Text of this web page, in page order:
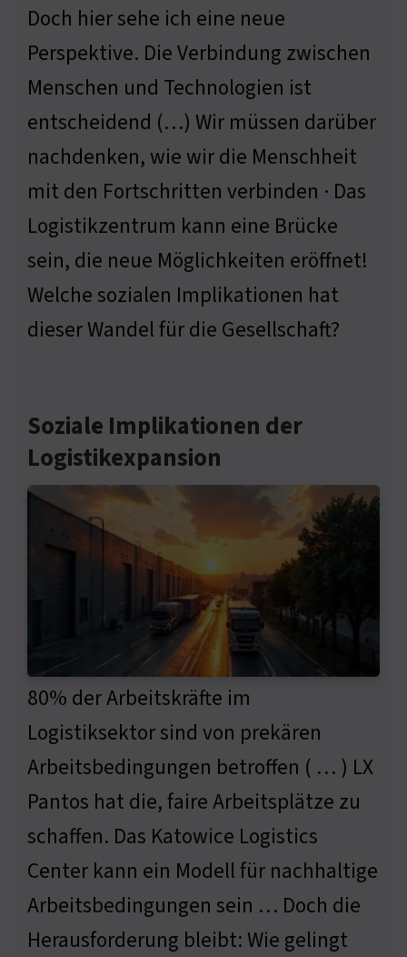
Doch hier sehe ich eine neue
Perspektive. Die Verbindung zwischen
Menschen und Technologien ist
entscheidend (…) Wir müssen darüber
nachdenken, wie wir die Menschheit
mit den Fortschritten verbinden · Das
Logistikzentrum kann eine Brücke
sein, die neue Möglichkeiten eröffnet!
Welche sozialen Implikationen hat
dieser Wandel für die Gesellschaft?
Soziale Implikationen der
Logistikexpansion
80% der Arbeitskräfte im
Logistiksektor sind von prekären
Arbeitsbedingungen betroffen ( … ) LX
Pantos hat die, faire Arbeitsplätze zu
schaffen. Das Katowice Logistics
Center kann ein Modell für nachhaltige
Arbeitsbedingungen sein … Doch die
Herausforderung bleibt: Wie gelingt